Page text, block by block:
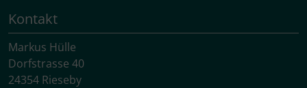
Kontakt
Markus Hülle
Dorfstrasse 40
24354 Rieseby